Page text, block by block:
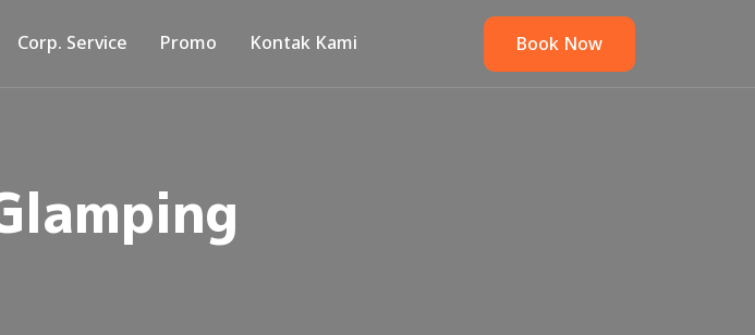
Corp. Service Promo Kontak Kami Book Now